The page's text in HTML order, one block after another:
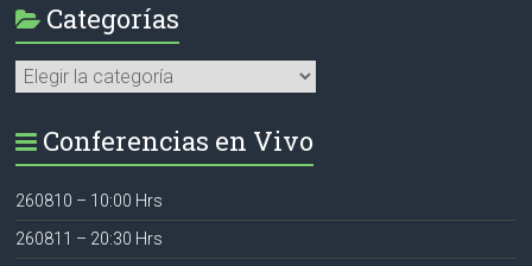
Categorías
Categorías
Conferencias en Vivo
260810 – 10:00 Hrs
260811 – 20:30 Hrs